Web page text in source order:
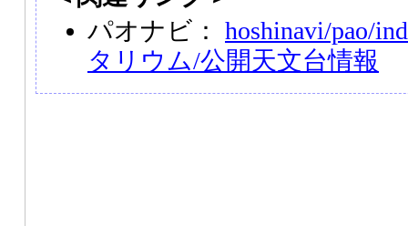
パオナビ： hoshinavi/pao/
タリウム/公開天文台情報